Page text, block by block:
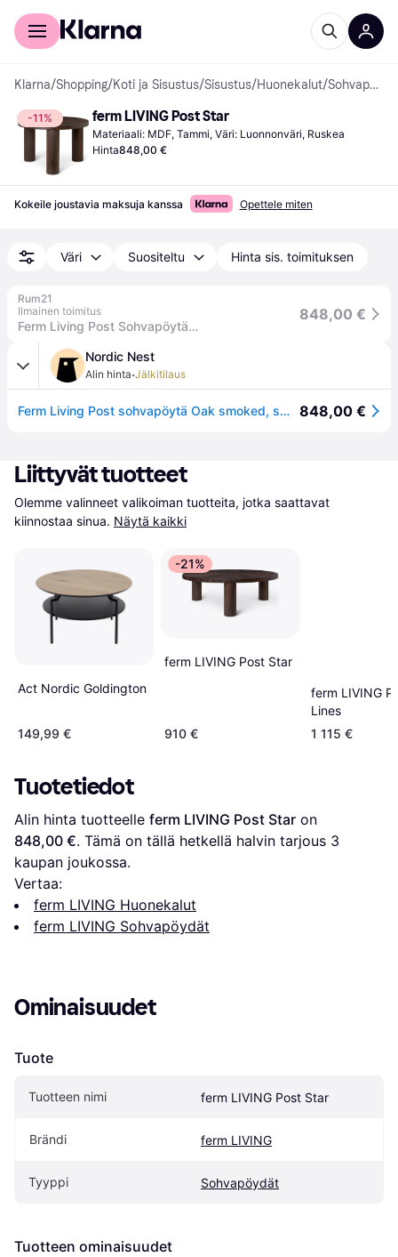
Kuluttajille
Klarna/Shopping/Koti ja Sisustus/Sisustus/Huonekalut/ Sohvapöydät
-11% ferm LIVING Post Star
Materiaali: MDF, Tammi, Väri: Luonnonväri, Ruskea
Hinta848,00 €
Kokeile joustavia maksuja kanssa Opettele miten
Väri Suositeltu Hinta sis. toimituksen
Rum21
Ilmainen toimitus
Ferm Living Post Sohvapöytä Smoked Oak Star Ø65 x 41.4 Cm / Small - Sivupöydät & Apupöydät Mdf Savutammi - 1104264475
848,00 €
Nordic Nest
Alin hinta·Jälkitilaus
Ferm Living Post sohvapöytä Oak smoked, small, star 848,00 €
Liittyvät tuotteet
Olemme valinneet valikoiman tuotteita, jotka saattavat
kiinnostaa sinua. Näytä kaikki
Act Nordic Goldington
149,99 €
-21%
ferm LIVING Post Star
910 €
ferm LIVING
Lines
1 115 €
Tuotetiedot
Alin hinta tuotteelle ferm LIVING Post Star
848,00 €. Tämä on tällä hetkellä halvin tarjous 3
kaupan joukossa.
Vertaa:
ferm LIVING Huonekalut
ferm LIVING Sohvapöydät
Ominaisuudet
Tuote
Tuotteen nimi ferm LIVING Post Star
Brändi ferm LIVING
Tyyppi Sohvapöydät
Tuotteen ominaisuudet